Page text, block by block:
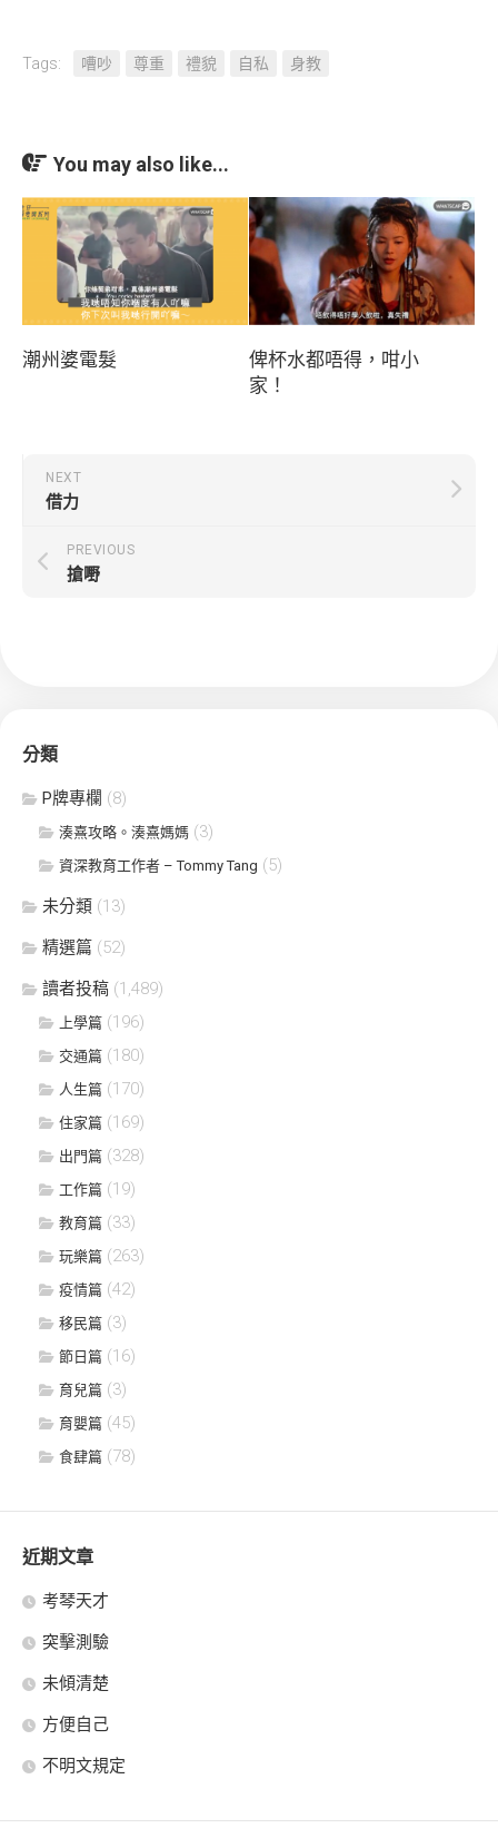
Tags: 嘈吵 尊重 禮貌 自私 身教
You may also like...
潮州婆電髮
俾杯水都唔得，咁小
家！
NEXT
借力
PREVIOUS
搶嘢
分類
P牌專欄 (8)
湊熹攻略。湊熹媽媽 (3)
資深教育工作者 – Tommy Tang (5)
未分類 (13)
精選篇 (52)
讀者投稿 (1,489)
上學篇 (196)
交通篇 (180)
人生篇 (170)
住家篇 (169)
出門篇 (328)
工作篇 (19)
教育篇 (33)
玩樂篇 (263)
疫情篇 (42)
移民篇 (3)
節日篇 (16)
育兒篇 (3)
育嬰篇 (45)
食肆篇 (78)
近期文章
考琴天才
突擊測驗
未傾清楚
方便自己
不明文規定